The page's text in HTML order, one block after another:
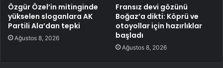
Özgür Özel’in mitinginde
yükselen sloganlara AK
Partili Ala’dan tepki
Ağustos 8, 2026
Fransız devi gözünü
Boğaz’a dikti: Köprü ve
otoyollar için hazırlıklar
başladı
Ağustos 8, 2026